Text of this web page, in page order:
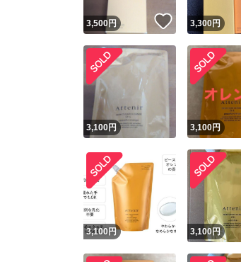
3,500円 いいね！
3,300円
3,100円 3,100円
3,100 円 3,100円